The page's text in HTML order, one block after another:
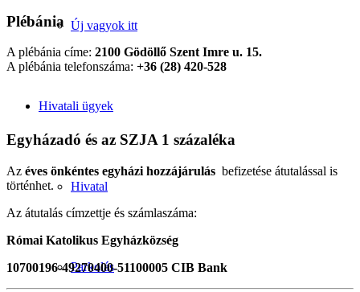
Új vagyok itt
Hivatali ügyek
Hivatal
Parkolás
Plébánia
A plébánia címe: 2100 Gödöllő Szent Imre u. 15.
A plébánia telefonszáma: +36 (28) 420-528
Egyházadó és az SZJA 1 százaléka
Az éves önkéntes egyházi hozzájárulás befizetése átutalással is
történhet.
Az átutalás címzettje és számlaszáma:
Római Katolikus Egyházközség
10700196-49270400-51100005 CIB Bank